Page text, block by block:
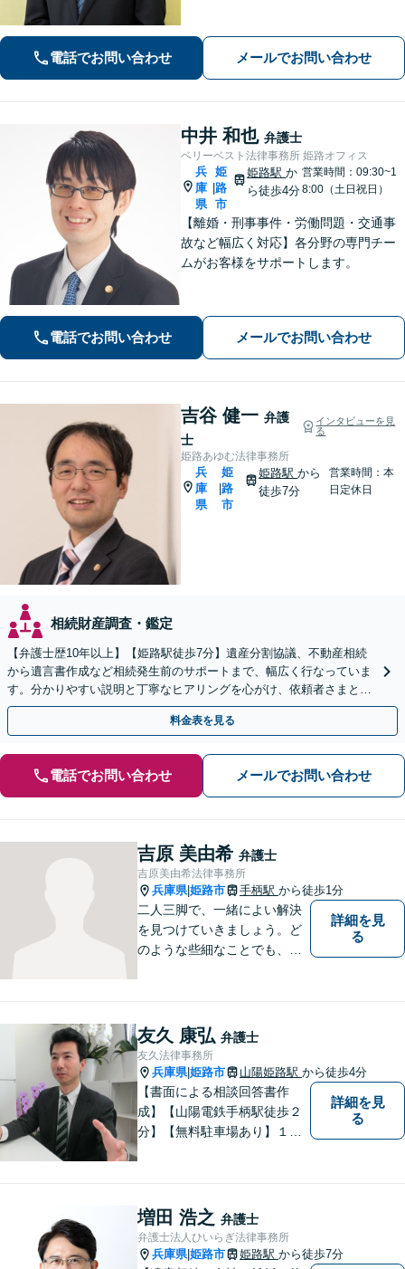
たいと考えています。【電話相談可
能】お気軽にご相談ください。
電話でお問い合わせ メールでお問い合わせ
中井 和也 弁護士
ベリーベスト法律事務所 姫路オフィス
兵
庫
県
姫
路
市
姫路駅か
ら徒歩4分
営業時間：09:30~1
8:00（土日祝日）
【離婚・刑事事件・労働問題・交通事
故など幅広く対応】各分野の専門チー
ムがお客様をサポートします。
電話でお問い合わせ メールでお問い合わせ
吉谷 健一 弁護
士
インタビューを見
る
姫路あゆむ法律事務所
兵
庫
県
姫
路
市
姫路駅から
徒歩7分
営業時間：本
日定休日
相続財産調査・鑑定
【弁護士歴10年以上】【姫路駅徒歩7分】遺産分割協議、不動産相続
から遺言書作成など相続発生前のサポートまで、幅広く行なっていま
す。分かりやすい説明と丁寧なヒアリングを心がけ、依頼者さまと一
緒に最適な解決策を模索してまいります。
料金表を見る
電話でお問い合わせ メールでお問い合わせ
吉原 美由希 弁護士
吉原美由希法律事務所
兵庫県|姫路市 手柄駅 から徒歩1分
二人三脚で、一緒によい解決
を見つけていきましょう。ど
のような些細なことでも、ま
詳細を見
る
友久 康弘 弁護士
友久法律事務所
兵庫県|姫路市 山陽姫路駅 から徒歩4分
【書面による相談回答書作
成】【山陽電鉄手柄駅徒歩２
分】【無料駐車場あり】１歩
詳細を見
る
増田 浩之 弁護士
弁護士法人ひいらぎ法律事務所
兵庫県|姫路市 姫路駅 から徒歩7分